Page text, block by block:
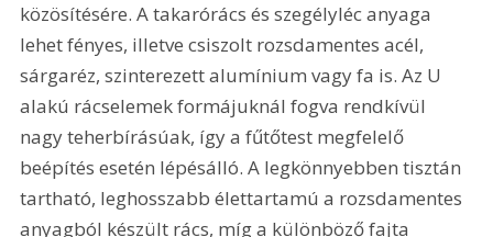
közösítésére. A takarórács és szegélyléc anyaga
lehet fényes, illetve csiszolt rozsdamentes acél,
sárgaréz, szinterezett alumínium vagy fa is. Az U
alakú rácselemek formájuknál fogva rendkívül
nagy teherbírásúak, így a fűtőtest megfelelő
beépítés esetén lépésálló. A legkönnyebben tisztán
tartható, leghosszabb élettartamú a rozsdamentes
anyagból készült rács, míg a különböző fajta